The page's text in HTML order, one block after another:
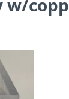
w/